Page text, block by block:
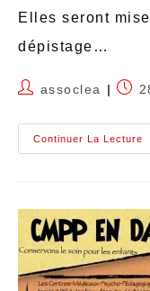
Elles seront
dépistage…
assoclea
Continuer La Lecture